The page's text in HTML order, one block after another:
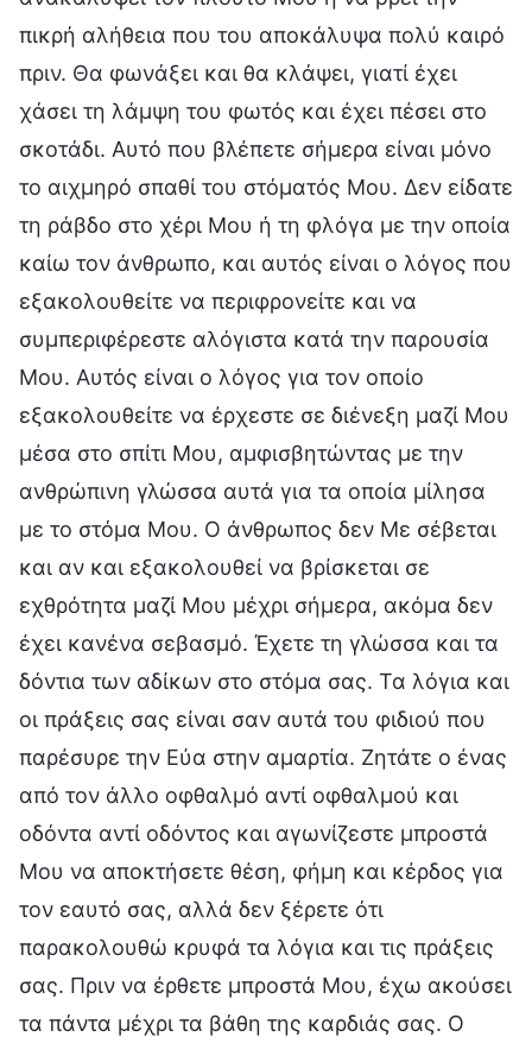
πικρή αλήθεια που του αποκάλυψα πολύ καιρό
πριν. Θα φωνάξει και θα κλάψει, γιατί έχει
χάσει τη λάμψη του φωτός και έχει πέσει στο
σκοτάδι. Αυτό που βλέπετε σήμερα είναι μόνο
το αιχμηρό σπαθί του στόματός Μου. Δεν είδατε
τη ράβδο στο χέρι Μου ή τη φλόγα με την οποία
καίω τον άνθρωπο, και αυτός είναι ο λόγος που
εξακολουθείτε να περιφρονείτε και να
συμπεριφέρεστε αλόγιστα κατά την παρουσία
Μου. Αυτός είναι ο λόγος για τον οποίο
εξακολουθείτε να έρχεστε σε διένεξη μαζί Μου
μέσα στο σπίτι Μου, αμφισβητώντας με την
ανθρώπινη γλώσσα αυτά για τα οποία μίλησα
με το στόμα Μου. Ο άνθρωπος δεν Με σέβεται
και αν και εξακολουθεί να βρίσκεται σε
εχθρότητα μαζί Μου μέχρι σήμερα, ακόμα δεν
έχει κανένα σεβασμό. Έχετε τη γλώσσα και τα
δόντια των αδίκων στο στόμα σας. Τα λόγια και
οι πράξεις σας είναι σαν αυτά του φιδιού που
παρέσυρε την Εύα στην αμαρτία. Ζητάτε ο ένας
από τον άλλο οφθαλμό αντί οφθαλμού και
οδόντα αντί οδόντος και αγωνίζεστε μπροστά
Μου να αποκτήσετε θέση, φήμη και κέρδος για
τον εαυτό σας, αλλά δεν ξέρετε ότι
παρακολουθώ κρυφά τα λόγια και τις πράξεις
σας. Πριν να έρθετε μπροστά Μου, έχω ακούσει
τα πάντα μέχρι τα βάθη της καρδιάς σας. Ο